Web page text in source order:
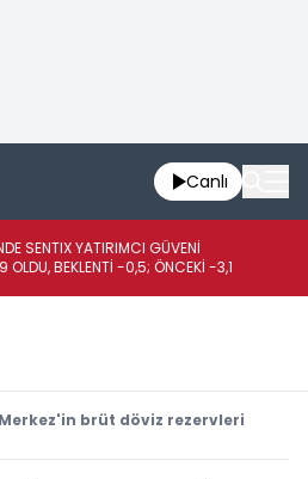
Canlı
SENTIX YATIRIMCI GÜVENİ
OLDU, BEKLENTİ -0,5; ÖNCEKİ -3,1
Merkez'in brüt döviz rezervleri